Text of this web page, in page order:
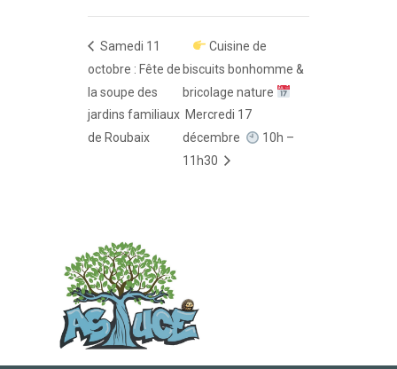
Samedi 11
octobre : Fête de
la soupe des
jardins familiaux
de Roubaix
Cuisine de
biscuits bonhomme &
bricolage nature
Mercredi 17
décembre
10h –
11h30